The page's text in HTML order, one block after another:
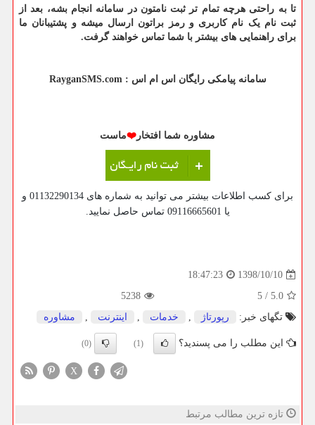
تا به راحتی هرچه تمام تر ثبت نامتون در سامانه انجام بشه، بعد از
ثبت نام یک نام کاربری و رمز براتون ارسال میشه و پشتیبانان ما
برای راهنمایی های بیشتر با شما تماس خواهند گرفت.
سامانه پیامکی رایگان اس ام اس : RayganSMS.com
مشاوره شما افتخار ❤️ماست
برای کسب اطلاعات بیشتر می توانید به شماره های 01132290134 و
یا 09116665601 تماس حاصل نمایید.
1398/10/10
18:47:23
5.0
/
5
5238
تگهای خبر:
رپورتاژ , خدمات , اینترنت , مشاوره
این مطلب را می پسندید؟ (1)
(0)
X
تازه ترین مطالب مرتبط